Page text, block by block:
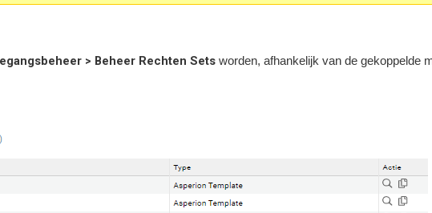
> Beheer Rechten Setsworden, afhankelijk van de gekoppelde